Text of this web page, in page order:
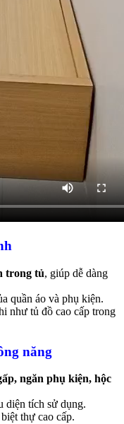
trong tủ, giúp dễ dàng
quần áo và phụ kiện.
như tủ đồ cao cấp trong
năng
ngăn phụ kiện, hộc
diện tích sử dụng.
thự cao cấp.